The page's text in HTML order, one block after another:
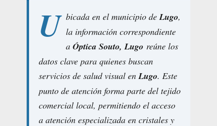
U bicada en el municipio deLugo,
la información correspondiente
a Óptica Souto, Lugo reúne los
datos clave para quienes buscan
servicios de salud visual enLugo. Este
punto de atención forma parte del tejido
comercial local, permitiendo el acceso
a atención especializada en cristales y